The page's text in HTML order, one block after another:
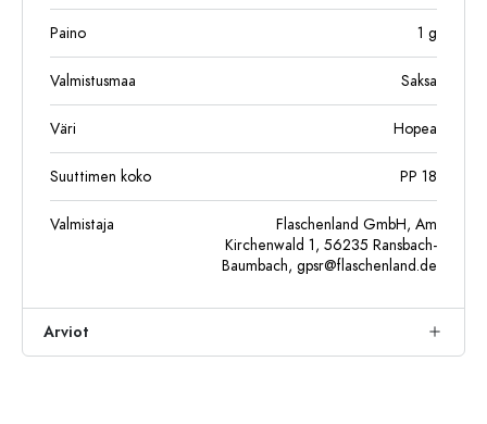
Paino 1 g
Valmistusmaa Saksa
Väri Hopea
Suuttimen koko PP 18
Valmistaja
Flaschenland GmbH, Am
Kirchenwald 1, 56235 Ransbach-
Baumbach, gpsr@flaschenland.de
Arviot